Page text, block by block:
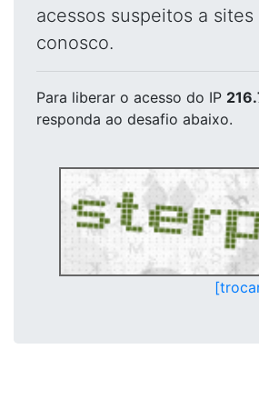
acessos suspeitos a
conosco.
Para liberar o acesso do IP
responda ao desafio abaixo.